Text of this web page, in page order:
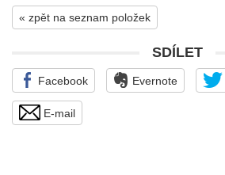
« zpět na seznam položek
SDÍLET
Facebook Evernote
E-mail